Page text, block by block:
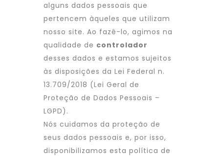
alguns dados pessoais que
pertencem àqueles que utilizam
nosso site. Ao fazê-lo, agimos na
qualidade de controlador
desses dados e estamos sujeitos
às disposições da Lei Federal n.
13.709/2018 (Lei Geral de
Proteção de Dados Pessoais –
LGPD).
Nós cuidamos da proteção de
seus dados pessoais e, por isso,
disponibilizamos esta política de